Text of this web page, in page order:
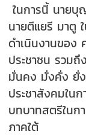
ในการนี้ นาย
นายตีแยรี มาตู
ดำเนินงานขอ
ประชาชน รวม
มั่นคง มั่งคั่ง ยั่
ประชาสังคมใน
บทบาทสตรีในก
ภาคใต้